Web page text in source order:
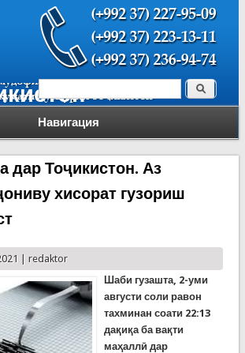
Навигация
Форма поиска Поиск
дар Тоҷикистон. Аз
хисорат гузориш
| redaktor
Шаби гузашта, 2-уми
августи соли равон
тахминан соати 22:13
дақиқа ба вақти
маҳаллӣ дар